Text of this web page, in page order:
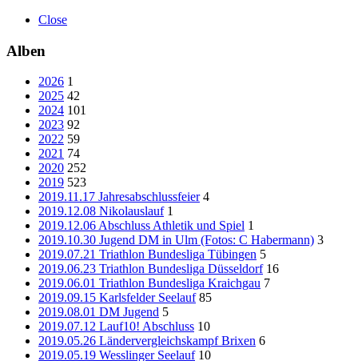
Close
Alben
2026 1
2025 42
2024 101
2023 92
2022 59
2021 74
2020 252
2019 523
2019.11.17 Jahresabschlussfeier 4
2019.12.08 Nikolauslauf 1
2019.12.06 Abschluss Athletik und Spiel 1
2019.10.30 Jugend DM in Ulm (Fotos: C Habermann) 3
2019.07.21 Triathlon Bundesliga Tübingen 5
2019.06.23 Triathlon Bundesliga Düsseldorf 16
2019.06.01 Triathlon Bundesliga Kraichgau 7
2019.09.15 Karlsfelder Seelauf 85
2019.08.01 DM Jugend 5
2019.07.12 Lauf10! Abschluss 10
2019.05.26 Ländervergleichskampf Brixen 6
2019.05.19 Wesslinger Seelauf 10